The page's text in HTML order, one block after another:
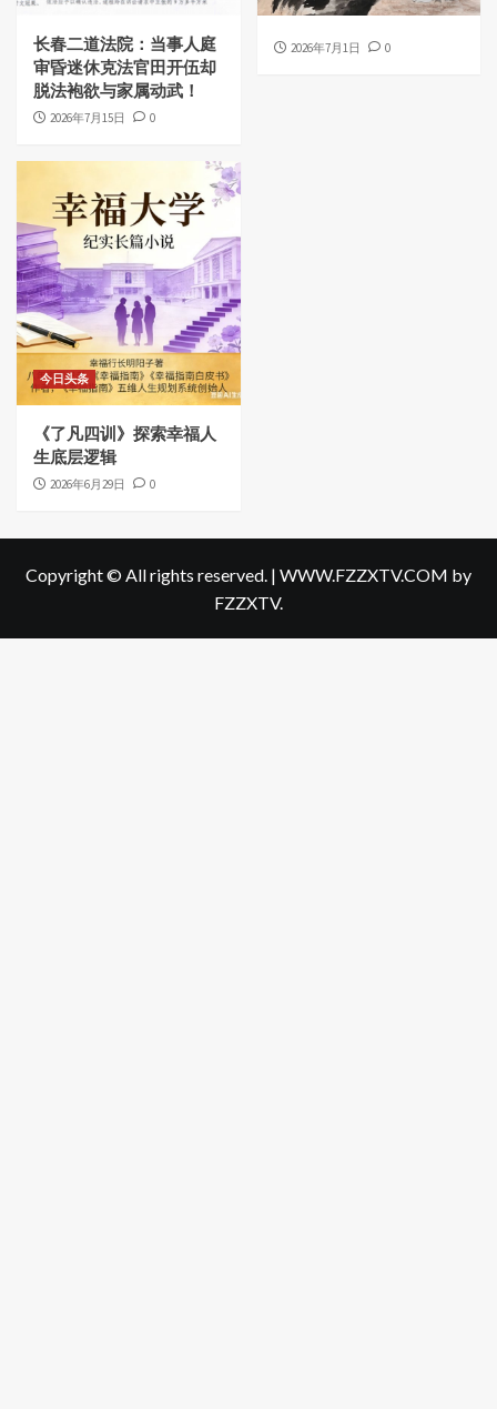
长春二道法院：当事人庭
审昏迷休克法官田开伍却
脱法袍欲与家属动武！
2026年7月15日 0
2026年7月1日 0
今日头条
《了凡四训》探索幸福人
生底层逻辑
2026年6月29日 0
Copyright © All rights reserved. | WWW.FZZXTV.COM by
FZZXTV.